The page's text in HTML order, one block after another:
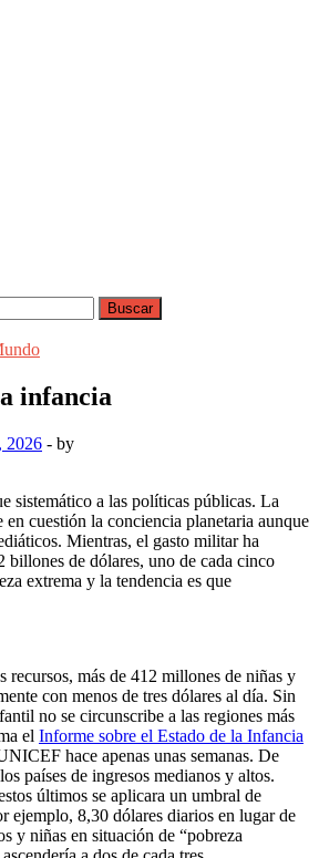
infancia
2026 - by
sistemático a las políticas públicas. La
cuestión la conciencia planetaria aunque
Mientras, el gasto militar ha
billones de dólares, uno de cada cinco
extrema y la tendencia es que
recursos, más de 412 millones de niñas y
con menos de tres dólares al día. Sin
no se circunscribe a las regiones más
el Informe sobre el Estado de la Infancia
hace apenas unas semanas. De
países de ingresos medianos y altos.
últimos se aplicara un umbral de
ejemplo, 8,30 dólares diarios en lugar de
y niñas en situación de “pobreza